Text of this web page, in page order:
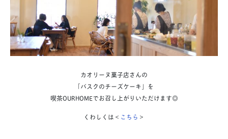
カオリーヌ菓子店さんの
「バスクのチーズケーキ」を
喫茶OURHOMEでお召し上がりいただけます◎
くわしくは＜ こちら ＞